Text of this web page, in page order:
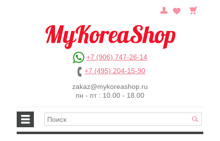
+7 (906) 747-26-14
+7 (495) 204-15-90
zakaz@mykoreashop.ru
пн - пт : 10.00 - 18.00